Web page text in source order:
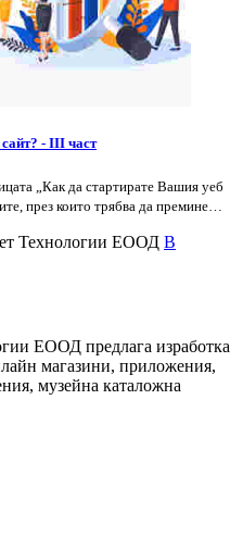
- III част
„Как да стартирате Вашия уеб
през които трябва да премине…
Технологии ЕООД В
ЕООД предлага изработка
магазини, приложения,
музейна каталожна